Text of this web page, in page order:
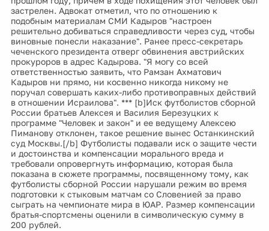
застрелен. Адвокат отметил, что по отношению к
подобным материалам СМИ Кадыров "настроен
решительно добиваться справедливости через суд, чтобы
виновные понесли наказание". Ранее пресс-секретарь
чеченского президента отверг обвинения австрийских
прокуроров в адрес Кадырова. "Я могу со всей
ответственностью заявить, что Рамзан Ахматович
Кадыров ни прямо, ни косвенно никогда никому не
поручал совершать каких-либо противоправных действий
в отношении Исраилова". *** [b]Иск футболистов сборной
России братьев Алексея и Василия Березуцких к
программе "Человек и закон" и ее ведущему Алексею
Пиманову отклонен, такое решение вынес Останкинский
суд Москвы.[/b] Футболисты подавали иск о защите чести
и достоинства и компенсации морального вреда и
требовали опровергнуть информацию, которая была
показана в сюжете программы, посвященному тому, как
футболисты сборной России нарушали режим во время
подготовки к стыковым матчам со Словенией за право
сыграть на чемпионате мира в ЮАР. Размер компенсации
братья-спортсмены оценили в символическую сумму в
200 рублей.